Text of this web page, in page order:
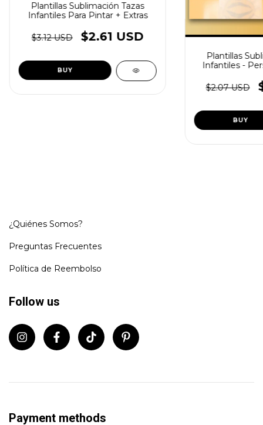
Plantillas Sublimación Tazas
Infantiles Para Pintar + Extras
$3.12 USD $2.61 USD
Plantillas
Infantiles -
$2.07 USD
¿Quiénes Somos?
Preguntas Frecuentes
Política de Reembolso
Follow us
Payment methods